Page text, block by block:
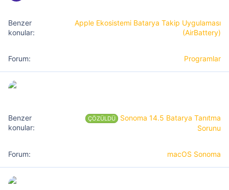
Apple Ekosistemi Batarya Takip Uygulaması
(AirBattery)
Programlar
ÇÖZÜLDÜ
Sonoma 14.5 Batarya Tanıtma
Sorunu
macOS Sonoma